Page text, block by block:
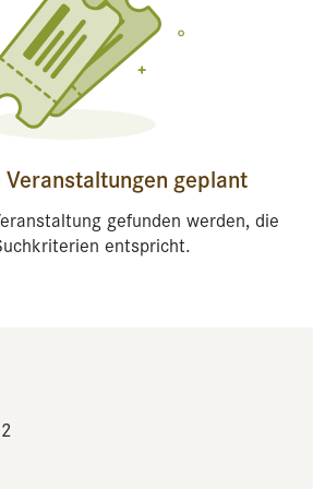
Veranstaltungen geplant
gefunden werden, die
entspricht.